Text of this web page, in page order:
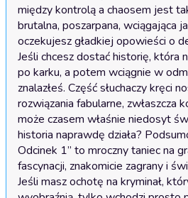
między kontrolą a chaosem jest
brutalna, poszarpana, wciągająca
oczekujesz gładkiej opowieści o
Jeśli chcesz dostać historię, która
po karku, a potem wciągnie w
znalazłeś. Część słuchaczy kręci
rozwiązania fabularne, zwłaszcza
może czasem właśnie niedosyt
historia naprawdę działa?
Odcinek 1” to mroczny taniec na
fascynacji, znakomicie zagrany i
Jeśli masz ochotę na kryminał,